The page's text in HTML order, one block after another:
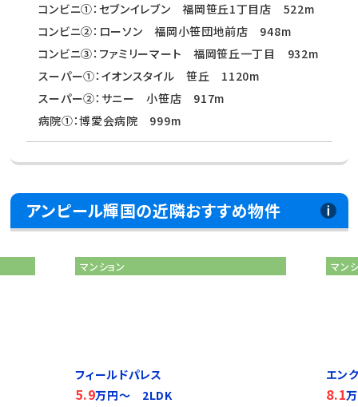
コンビニ①：セブンイレブン 福岡笹丘1丁目店 522m
コンビニ②：ローソン 福岡小笹団地前店 948m
コンビニ③：ファミリーマート 福岡笹丘一丁目 932m
スーパー①：イオンスタイル 笹丘 1120m
スーパー②：サニー 小笹店 917m
病院①：博愛会病院 999m
アンピール輝国の近隣おすすめ物件
マンション
フィールドパレス
5.9万円～ 2LDK
マン
エン
8.1